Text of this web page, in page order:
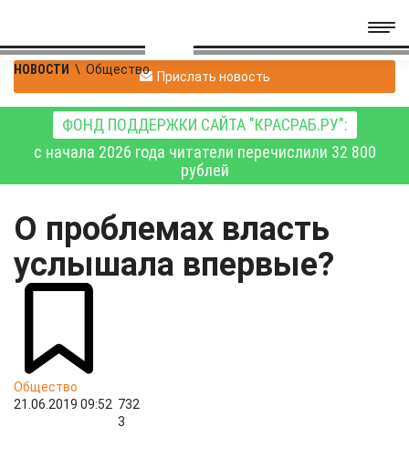
НОВОСТИ \ Общество Прислать новость
ФОНД ПОДДЕРЖКИ САЙТА "КРАСРАБ.РУ":
с начала 2026 года читатели перечислили 32 800
рублей
О проблемах власть
услышала впервые?
Общество
21.06.2019 09:52 732
3